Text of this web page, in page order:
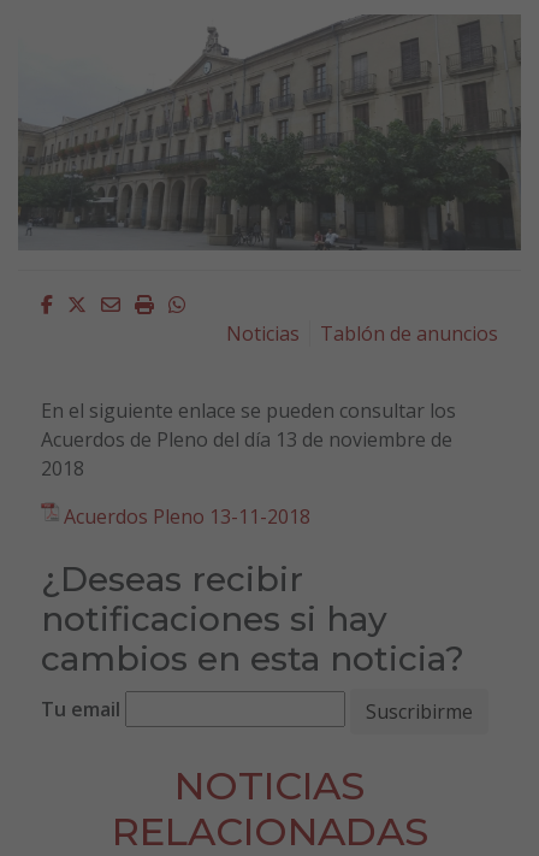
Facebook
Twitter
EmailImprimirWhatsapp
Noticias
Tablón de anuncios
En el siguiente enlace se pueden consultar los
Acuerdos de Pleno del día 13 de noviembre de
2018
Acuerdos Pleno 13-11-2018
¿Deseas recibir
notificaciones si hay
cambios en esta noticia?
Tu email
NOTICIAS
RELACIONADAS